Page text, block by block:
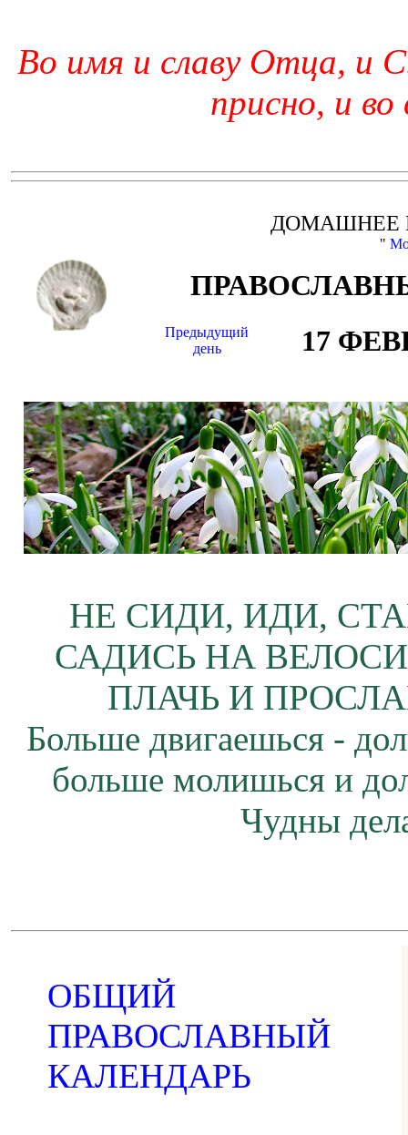
Во имя и славу Отца, и
присно, и во
ДОМАШНЕЕ
"
Предыдущий
день
17
НЕ СИДИ, ИДИ,
САДИСЬ НА
ПЛАЧЬ И
Больше двигаешься -
больше молишься и
Чудны
ОБЩИЙ
ПРАВОСЛАВНЫЙ
КАЛЕНДАРЬ